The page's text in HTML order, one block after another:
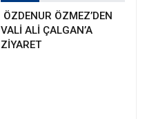
ÖZDENUR ÖZMEZ’DEN
VALİ ALİ ÇALGAN’A
ZİYARET